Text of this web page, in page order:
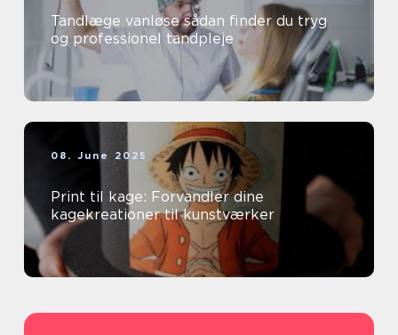
Tandlæge vanløse sådan finder du tryg
og professionel tandpleje
08. June 2025
Print til kage: Forvandler dine
kagekreationer til kunstværker